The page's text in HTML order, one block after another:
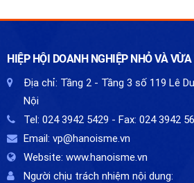
HIỆP HỘI DOANH NGHIỆP NHỎ VÀ
Địa chỉ: Tầng 2 - Tầng 3 số 119 Lê
Nội
Tel: 024 3942 5429 - Fax: 024 3942
Email: vp@hanoisme.vn
Website: www.hanoisme.vn
Người chịu trách nhiệm nội dung: